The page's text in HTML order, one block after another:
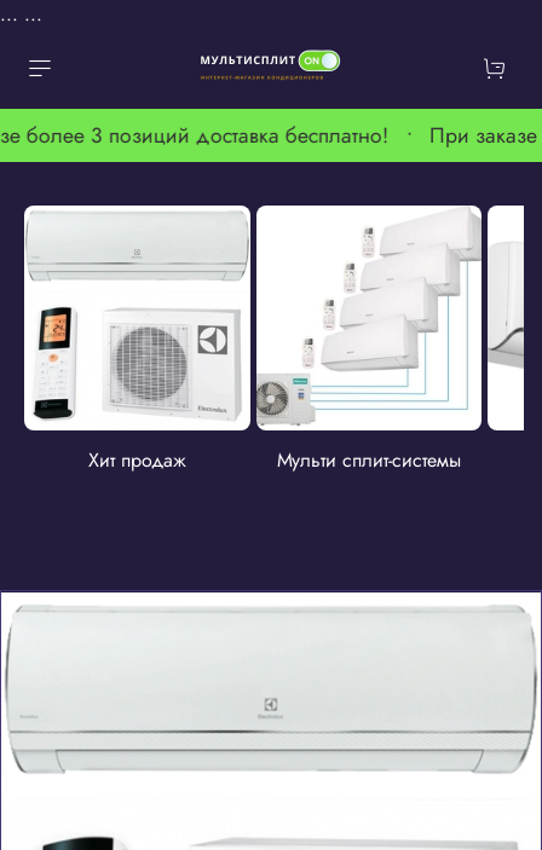
... ...
более 3 позиций доставка бесплатно! • При
Хит продаж Мульти сплит-системы